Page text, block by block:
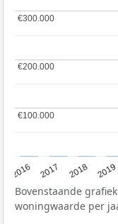
2016 2017 2018 2019
€100.000
€100.000
€200.000
€200.000
€300.000
€300.000
Bovenstaande
woningwaarde per